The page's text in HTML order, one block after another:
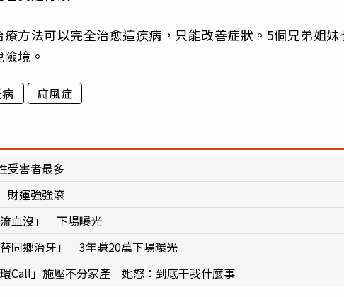
方法可以完全治愈這疾病，只能改善症狀。5個兄弟姐妹
境。
麻風症
受害者最多
財運強強滾
流血沒」 下場曝光
同鄉治牙」 3年賺20萬下場曝光
Call」施壓不分家產 她怒：到底干我什麼事